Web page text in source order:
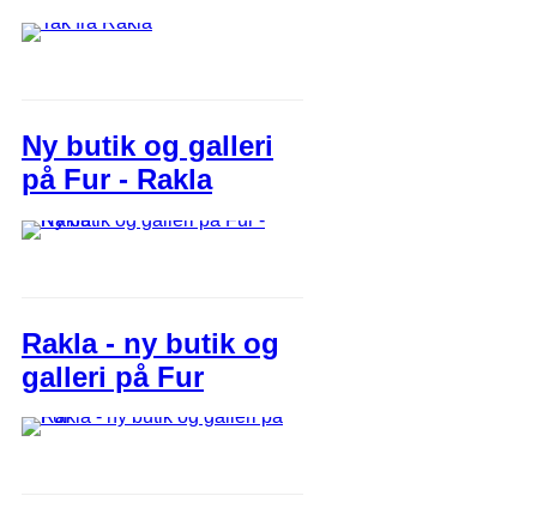
Ny butik og galleri
på Fur - Rakla
Rakla - ny butik og
galleri på Fur